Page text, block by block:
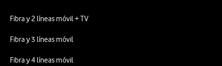
Fibra y 2 líneas móvil + TV
Fibra y 3 líneas móvil
Fibra y 4 líneas móvil